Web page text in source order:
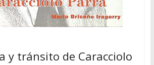
y tránsito de Caracciolo